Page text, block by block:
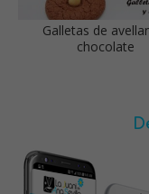
Galletas de
chocolate